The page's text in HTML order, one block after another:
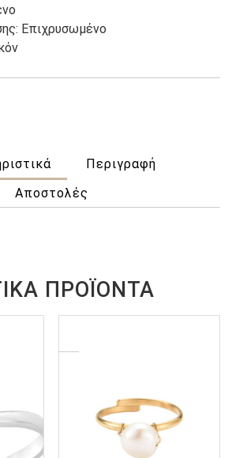
Επιχρυσωμένο
Περιγραφή
Αποστολές
ΠΡΟΪΌΝΤΑ